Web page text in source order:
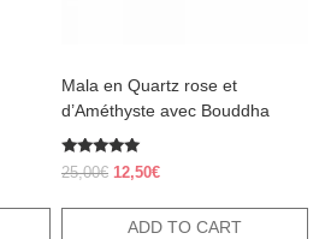
Mala en Quartz rose et
d’Améthyste avec Bouddha
Rated
5.00
25,00€ Original
was:
12,50€Current
is:
ADD TO CART